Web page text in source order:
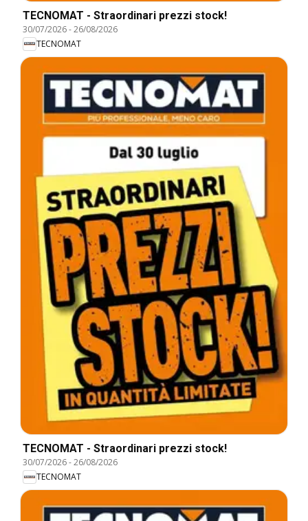
TECNOMAT - Straordinari prezzi stock!
30/07/2026-26/08/2026
TECNOMAT
TECNOMAT - Straordinari prezzi stock!
30/07/2026-26/08/2026
TECNOMAT